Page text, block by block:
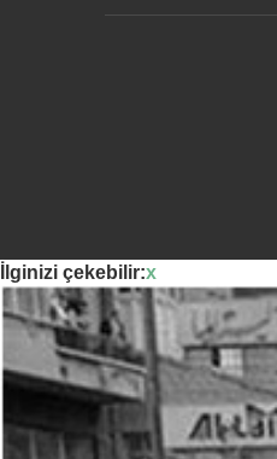
İlginizi çekebilir:x